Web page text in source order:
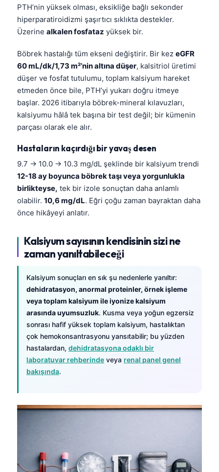
PTH’nin yüksek olması, eksikliğe bağlı sekonder
hiperparatiroidizmi şaşırtıcı sıklıkta destekler.
Üzerine alkalen fosfataz yüksek bir.
Böbrek hastalığı tüm ekseni değiştirir. Bir kez eGFR
60 mL/dk/1,73 m²’nin altına düşer, kalsitriol üretimi
düşer ve fosfat tutulumu, toplam kalsiyum hareket
etmeden önce bile, PTH’yi yukarı doğru itmeye
başlar. 2026 itibarıyla böbrek-mineral kılavuzları,
kalsiyumu hâlâ tek başına bir test değil; bir kümenin
parçası olarak ele alır.
Hastaların kaçırdığı bir yavaş desen
9.7 → 10.0 → 10.3 mg/dL şeklinde bir kalsiyum trendi
12-18 ay boyunca böbrek taşı veya yorgunlukla
birlikteyse, tek bir izole sonuçtan daha anlamlı
olabilir. 10,6 mg/dL. Eğri çoğu zaman bayraktan daha
önce hikâyeyi anlatır.
Kalsiyum sayısının kendisinin sizi ne
zaman yanıltabileceği
Kalsiyum sonuçları en sık şu nedenlerle yanıltır:
dehidratasyon, anormal proteinler, örnek işleme
veya toplam kalsiyum ile iyonize kalsiyum
arasında uyumsuzluk. Kusma veya yoğun egzersiz
sonrası hafif yüksek toplam kalsiyum, hastalıktan
çok hemokonsantrasyonu yansıtabilir; bu yüzden
hastalardan, dehidratasyona odaklı bir
laboratuvar rehberinde veya renal panel genel
bakışında.
Հայերեն
Svenska
Eesti
日本語
Čeština
ქართული
Русский
Lietuvių kalba
한국어
Magyar
Shqip
বাংলা
मराठी
ગુજરાતી
ಕನ್ನಡ
മലയാളം
Bahasa Melayu
Tagalog
ไทย